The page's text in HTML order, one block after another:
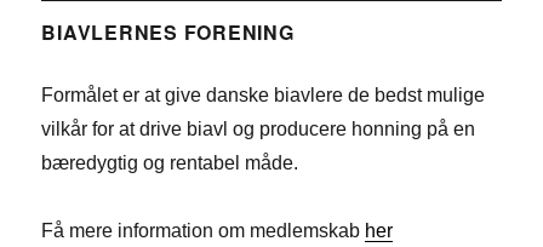
e
o
n
e
n
w
t
r
BIAVLERNES FORENING
Formålet er at give danske biavlere de bedst mulige
vilkår for at drive biavl og producere honning på en
bæredygtig og rentabel måde.
Få mere information om medlemskab her